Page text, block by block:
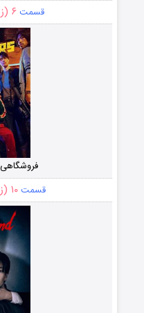
قسمت ۶ (زیرنویس)
فروشگاهی
قسمت۱۰ (زیرنویس)